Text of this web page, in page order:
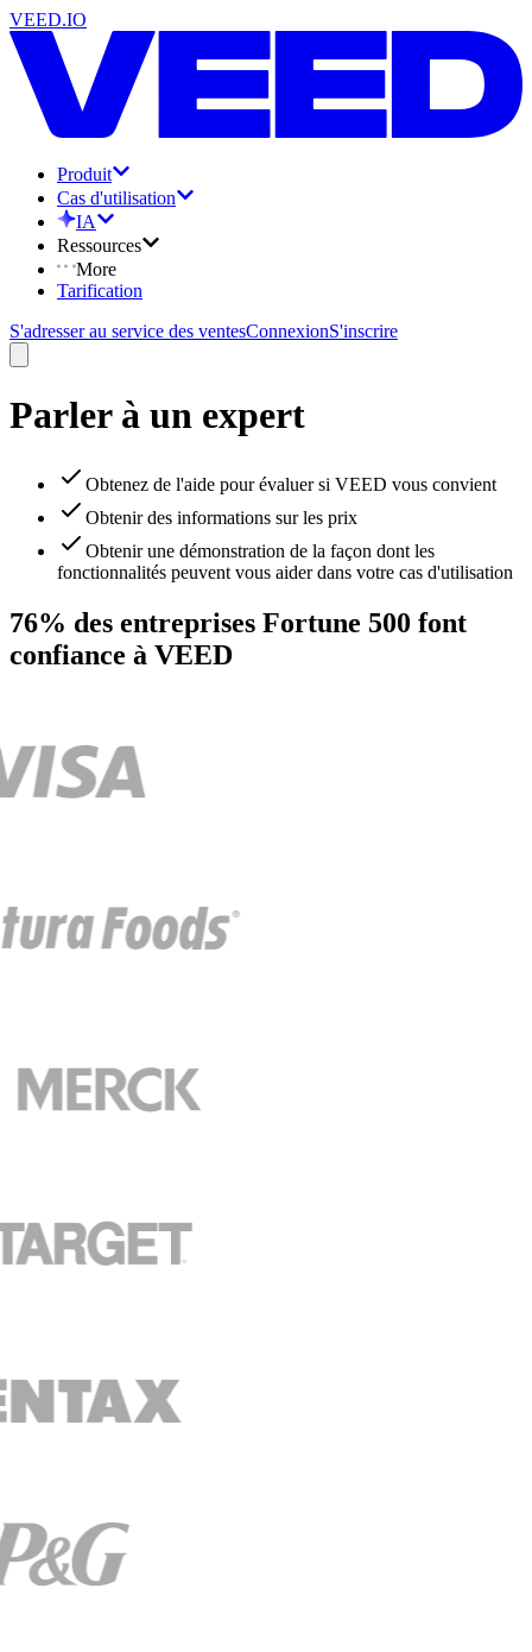
VEED.IO
Produit
Cas d'utilisation
IA
Ressources
More
Tarification
S'adresser au service des ventesConnexionS'inscrire
Parler à un expert
Obtenez de l'aide pour évaluer si VEED vous convient
Obtenir des informations sur les prix
Obtenir une démonstration de la façon dont les
fonctionnalités peuvent vous aider dans votre cas d'utilisation
76% des entreprises Fortune 500 font
confiance à VEED